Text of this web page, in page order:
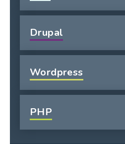
Drupal
Wordpress
PHP